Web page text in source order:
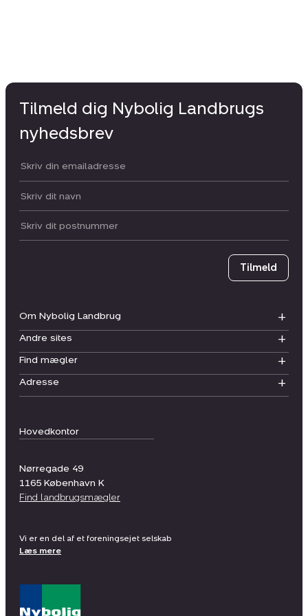
Hovedkontor
Nørregade 49
1165 København K
Find landbrugsmægler
Om Nybolig Landbrug
Andre sites
Find mægler
Adresse
Tilmeld dig Nybolig Landbrugs
nyhedsbrev
Din email:
Dit navn:
Postnummer
Tilmeld
Vi er en del af et foreningsejet selskab
Læs mere